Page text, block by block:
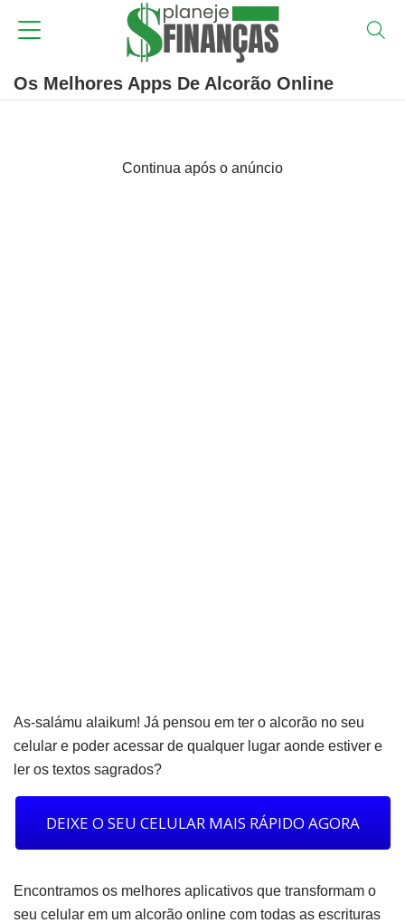
Os Melhores Apps De Alcorão Online
Continua após o anúncio
As-salámu alaikum! Já pensou em ter o alcorão no seu
celular e poder acessar de qualquer lugar aonde estiver e
ler os textos sagrados?
DEIXE O SEU CELULAR MAIS RÁPIDO AGORA
Encontramos os melhores aplicativos que transformam o
seu celular em um alcorão online com todas as escrituras